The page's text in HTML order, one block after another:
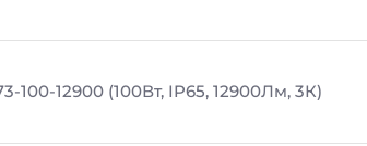
100-12900 (100Вт, IP65, 12900Лм, 3К)